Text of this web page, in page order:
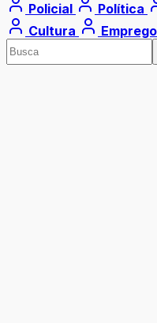
Policial
Política
Cultura
Emprego